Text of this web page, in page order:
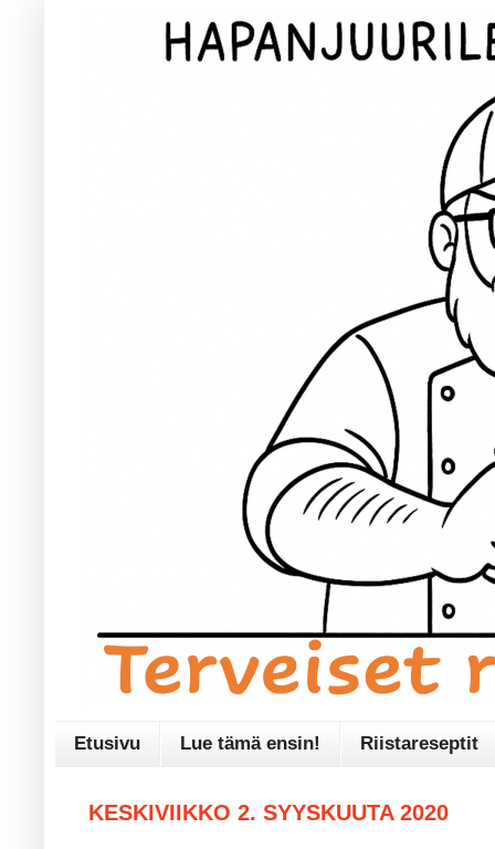
Etusivu Lue tämä ensin! Riistareseptit
KESKIVIIKKO 2. SYYSKUUTA 2020